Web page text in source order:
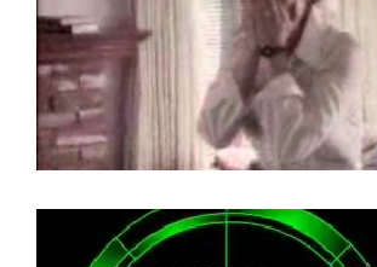
Reproductor